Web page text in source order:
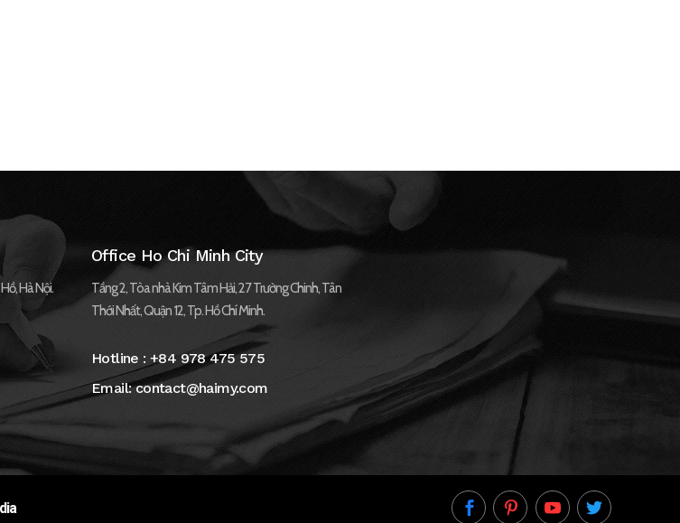
Hà Nội.
Office Ho Chi Minh City
Tầng 2, Tòa nhà Kim Tâm Hải, 27 Trường Chinh, Tân
Thới Nhất, Quận 12, Tp. Hồ Chí Minh.
Hotline :+84 978 475 575
Email:contact@haimy.com